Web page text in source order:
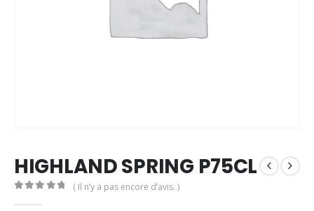
HIGHLAND SPRING P75CL
( Il n’y a pas encore d’avis. )